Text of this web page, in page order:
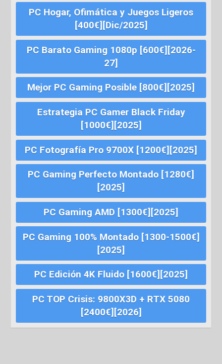
PC Hogar, Ofimática y Juegos Ligeros
[400€][Dic/2025]
PC Barato Gaming 1080p [600€][2026-
27]
Mejor PC Gaming Posible [800€][2025]
Estrategia PC Gamer Black Friday
[1000€][2025]
PC Fotografía Pro 9700X [1200€][2025]
PC Gaming Perfecto Montado [1280€]
[2025]
PC Gaming AMD [1300€][2025]
PC Gaming 100% Montado [1300-1500€]
[2025]
PC Edición 4K Fluido [1600€][2025]
PC TOP Crisis: 9800X3D + RTX 5080
[2400€][2026]